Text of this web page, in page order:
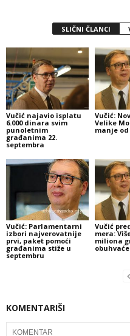
SLIČNI ČLANCI
Vučić najavio isplatu
6.000 dinara svim
punoletnim
građanima 22.
septembra
Vučić:
Velike
manje
Vučić: Parlamentarni
izbori najverovatnije
prvi, paket pomoći
građanima stiže u
septembru
Vučić
mera:
miliona
KOMENTARIŠI